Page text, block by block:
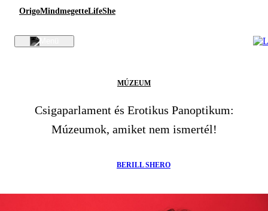
OrigoMindmegetteLifeShe
MÚZEUM
Csigaparlament és Erotikus Panoptikum:
Múzeumok, amiket nem ismertél!
BERILL SHERO